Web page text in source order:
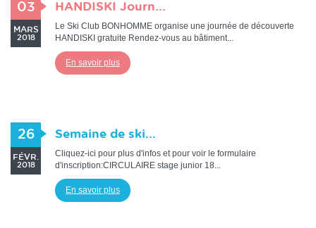
03
MARS
2018
HANDISKI Journ...
Le Ski Club BONHOMME organise une journée de découverte
HANDISKI gratuite Rendez-vous au bâtiment...
En savoir plus
26
FÉVR.
2018
Semaine de ski...
Cliquez-ici pour plus d'infos et pour voir le formulaire
d'inscription:CIRCULAIRE stage junior 18...
En savoir plus